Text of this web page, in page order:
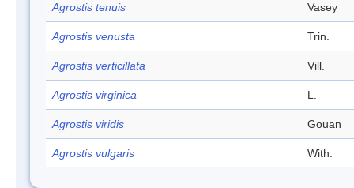
Agrostis tenuis Vasey
Agrostis venusta Trin.
Agrostis verticillata Vill.
Agrostis virginica L.
Agrostis viridis Gouan
Agrostis vulgaris With.